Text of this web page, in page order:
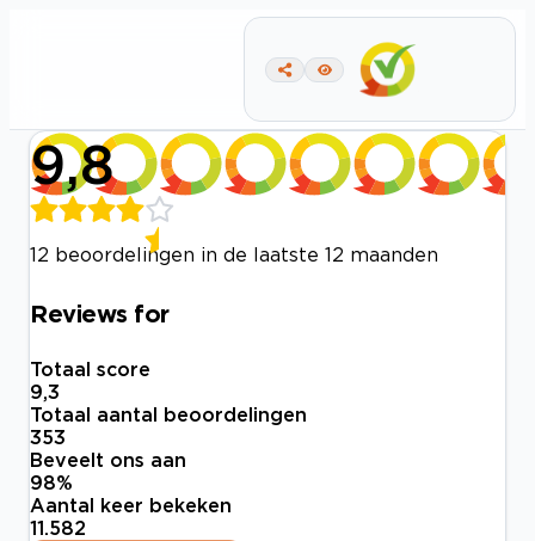
9,8
12 beoordelingen in de laatste 12 maanden
Reviews for
Totaal score
9,3
Totaal aantal beoordelingen
353
Beveelt ons aan
98%
Aantal keer bekeken
11.582